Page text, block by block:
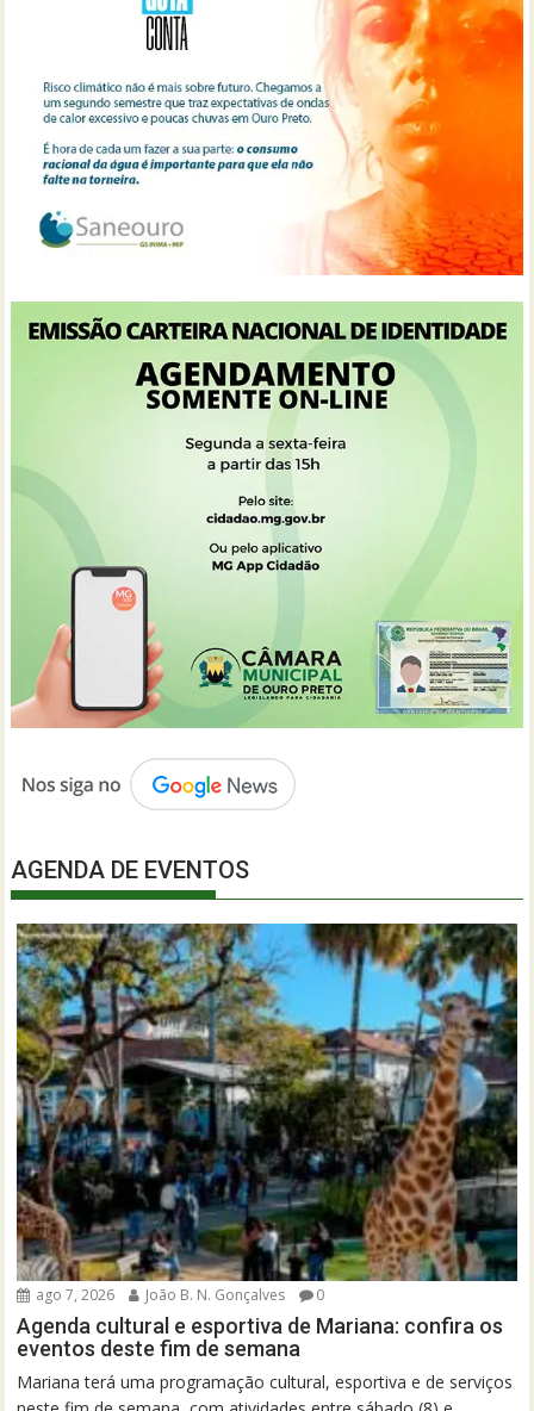
AGENDA DE EVENTOS
ago 7, 2026 João B. N. Gonçalves 0
Agenda cultural e esportiva de Mariana: confira os
eventos deste fim de semana
Mariana terá uma programação cultural, esportiva e de serviços